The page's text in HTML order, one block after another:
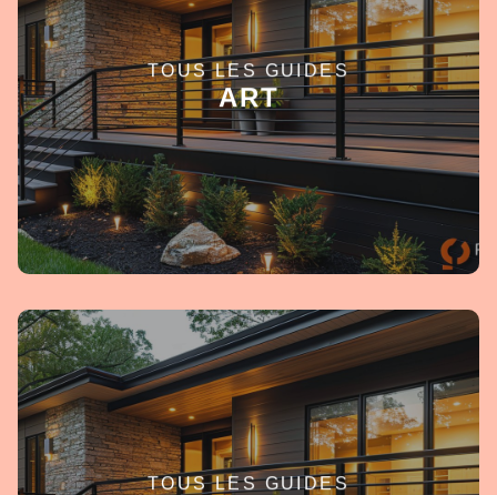
TOUS LES GUIDES
ART
EN SAVOIR +
TOUS LES GUIDES